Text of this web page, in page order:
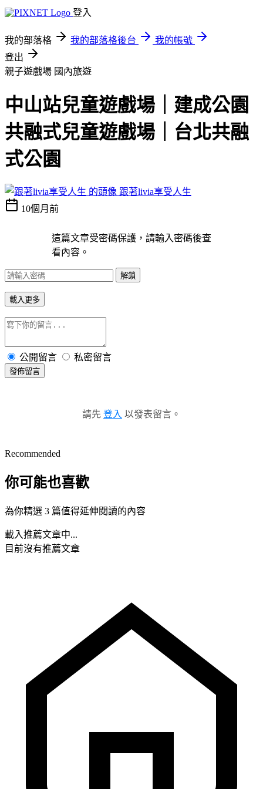
登入
我的部落格 我的部落格後台
我的帳號
登出
親子遊戲場 國內旅遊
中山站兒童遊戲場｜建成公園
共融式兒童遊戲場｜台北共融
式公園
跟著livia享受人生
10個月前
這篇文章受密碼保護，請輸入密碼後查
看內容。
解鎖
載入更多
公開留言 私密留言
發佈留言
請先 登入 以發表留言。
Recommended
你可能也喜歡
為你精選 3 篇值得延伸閱讀的內容
載入推薦文章中...
目前沒有推薦文章